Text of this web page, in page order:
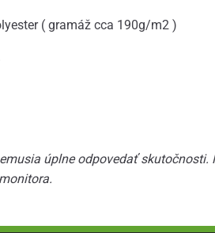
( gramáž cca 190g/m2 )
úplne odpovedať skutočnosti.